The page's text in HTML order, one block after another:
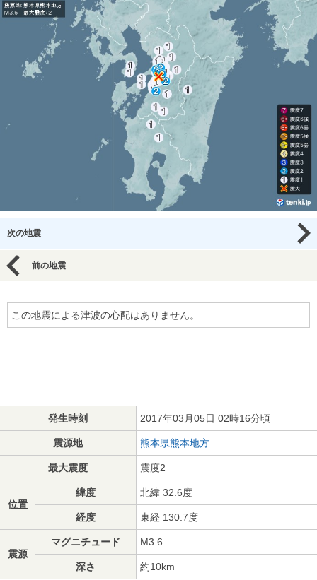
次の地震
前の地震
この地震による津波の心配はありません。
発生時刻 2017年03月05日 02時16分頃
震源地 熊本県熊本地方
最大震度 震度2
位置
緯度 北緯 32.6度
経度 東経 130.7度
震源
マグニチュード M3.6
深さ 約10km